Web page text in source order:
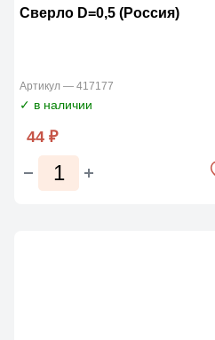
Сверло D=0,5 (Россия)
Артикул — 417177
✓ в наличии
44 ₽